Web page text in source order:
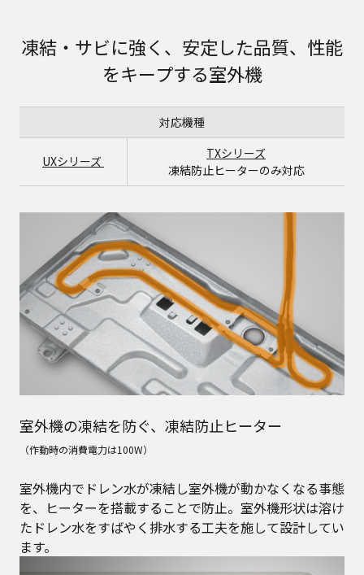
凍結・サビに強く、安定した品質、性能
をキープする室外機
対応機種
UXシリーズ
TXシリーズ
凍結防止ヒーターのみ対応
室外機の凍結を防ぐ、凍結防止ヒーター
（作動時の消費電力は100W）
室外機内でドレン水が凍結し室外機が動かなくなる事態
を、ヒーターを搭載することで防止。室外機形状は溶け
たドレン水をすばやく排水する工夫を施して設計してい
ます。